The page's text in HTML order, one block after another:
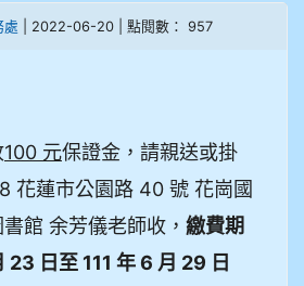
處 | 2022-06-20 | 點閱數： 957
100 元保證金，請親送或掛
花蓮市公園路 40 號 花崗國
館 余芳儀老師收， 繳費期
23 日至 111 年 6 月 29 日